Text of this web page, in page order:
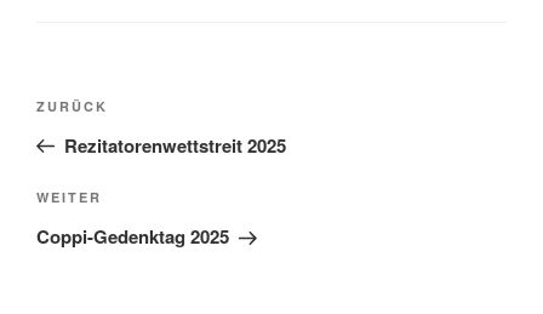
Beitragsnavigation
Vorheriger
Beitrag
ZURÜCK
Rezitatorenwettstreit 2025
Nächster
Beitrag
WEITER
Coppi-Gedenktag 2025